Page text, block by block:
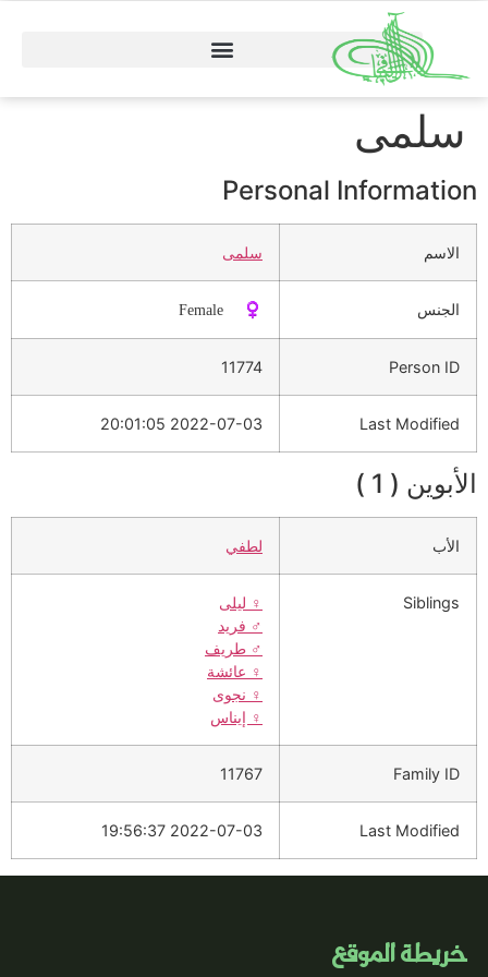
سلمى
Personal Information
الاسم سلمى
الجنس ♀️ Female
Person ID
11774
Last Modified
2022-07-03 20:01:05
الأبوين ( 1 )
الأب لطفي
Siblings
♀️ ليلى
♂️ فريد
♂️ طريف
♀️ عائشة
♀️ نجوى
♀️ إيناس
Family ID
11767
Last Modified
2022-07-03 19:56:37
خريطة الموقع